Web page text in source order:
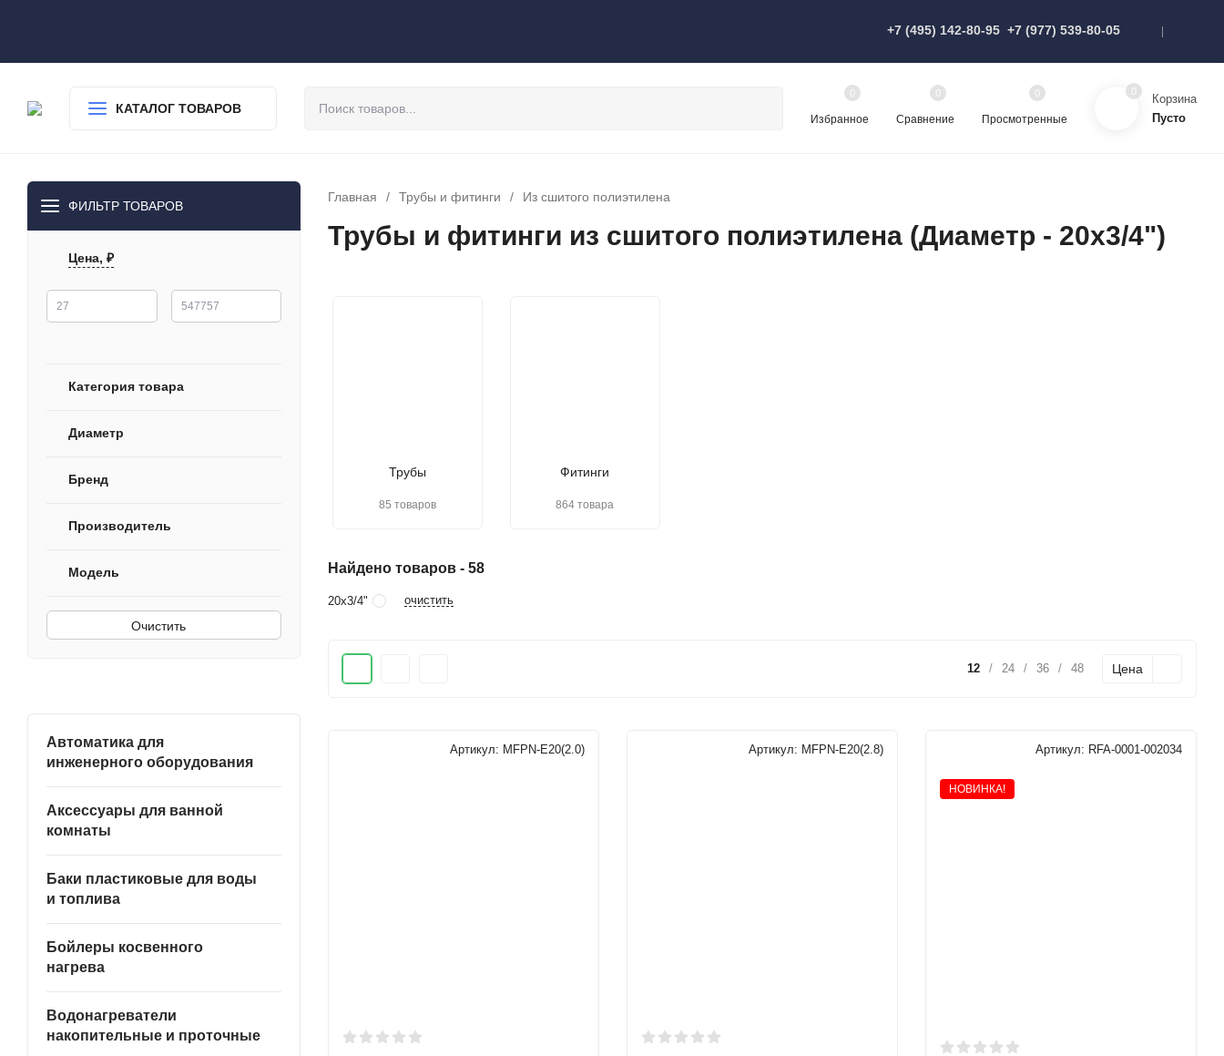
+7 (495) 142-80-95 +7 (977) 539-80-05
КАТАЛОГ ТОВАРОВ
Избранное
0
Сравнение
0
Просмотренные
0 0
Корзина
Пусто
ФИЛЬТР ТОВАРОВ
Цена, ₽
Категория товара
Диаметр
Бренд
Производитель
Модель
Очистить
Автоматика для
инженерного оборудования
Аксессуары для ванной
комнаты
Баки пластиковые для воды
и топлива
Бойлеры косвенного
нагрева
Водонагреватели
накопительные и проточные
Главная / Трубы и фитинги / Из сшитого полиэтилена
Трубы и фитинги из сшитого полиэтилена (Диаметр - 20х3/4")
Трубы
85 товаров
Фитинги
864 товара
Найдено товаров - 58
20х3/4" очистить
12 / 24 / 36 / 48 Цена
Артикул: MFPN-E20(2.0) Артикул: MFPN-E20(2.8) Артикул: RFA-0001-002034
НОВИНКА!